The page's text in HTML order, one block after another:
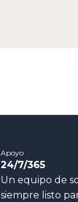
Apoyo
24/7/365
Un equipo de
siempre listo